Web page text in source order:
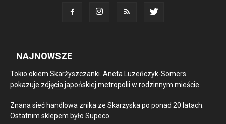
NAJNOWSZE
Tokio okiem Skarżyszczanki. Aneta Luzeńczyk-Somers
pokazuje zdjęcia japońskiej metropolii w rodzinnym mieście
Znana sieć handlowa znika ze Skarżyska po ponad 20 latach.
Ostatnim sklepem było Supeco